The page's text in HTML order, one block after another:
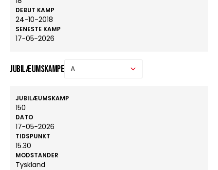
DEBUT KAMP
24-10-2018
SENESTE KAMP
17-05-2026
Jubilæumskampe
JUBILÆUMSKAMP
150
DATO
17-05-2026
TIDSPUNKT
15.30
MODSTANDER
Tyskland